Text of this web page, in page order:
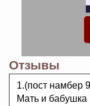
Отзывы
1.(пост намбер
Мать и